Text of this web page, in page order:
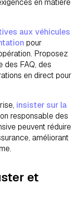
en matière
aux véhicules
pour
Proposez
des FAQ, des
en direct pour
insister sur la
responsable des
peuvent réduire
améliorant
et